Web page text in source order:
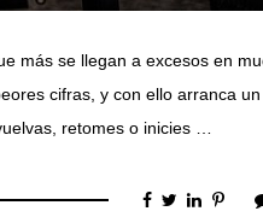
más se llegan a excesos en
cifras, y con ello arranca un
retomes o inicies …